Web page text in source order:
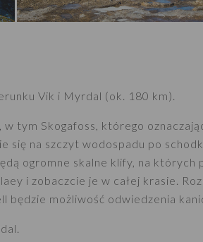
Vik i Myrdal (ok. 180 km).
tym Skogafoss, którego
się na szczyt wodospadu po
ogromne skalne klify, na których
i zobaczcie je w całej krasie.
będzie możliwość odwiedzenia